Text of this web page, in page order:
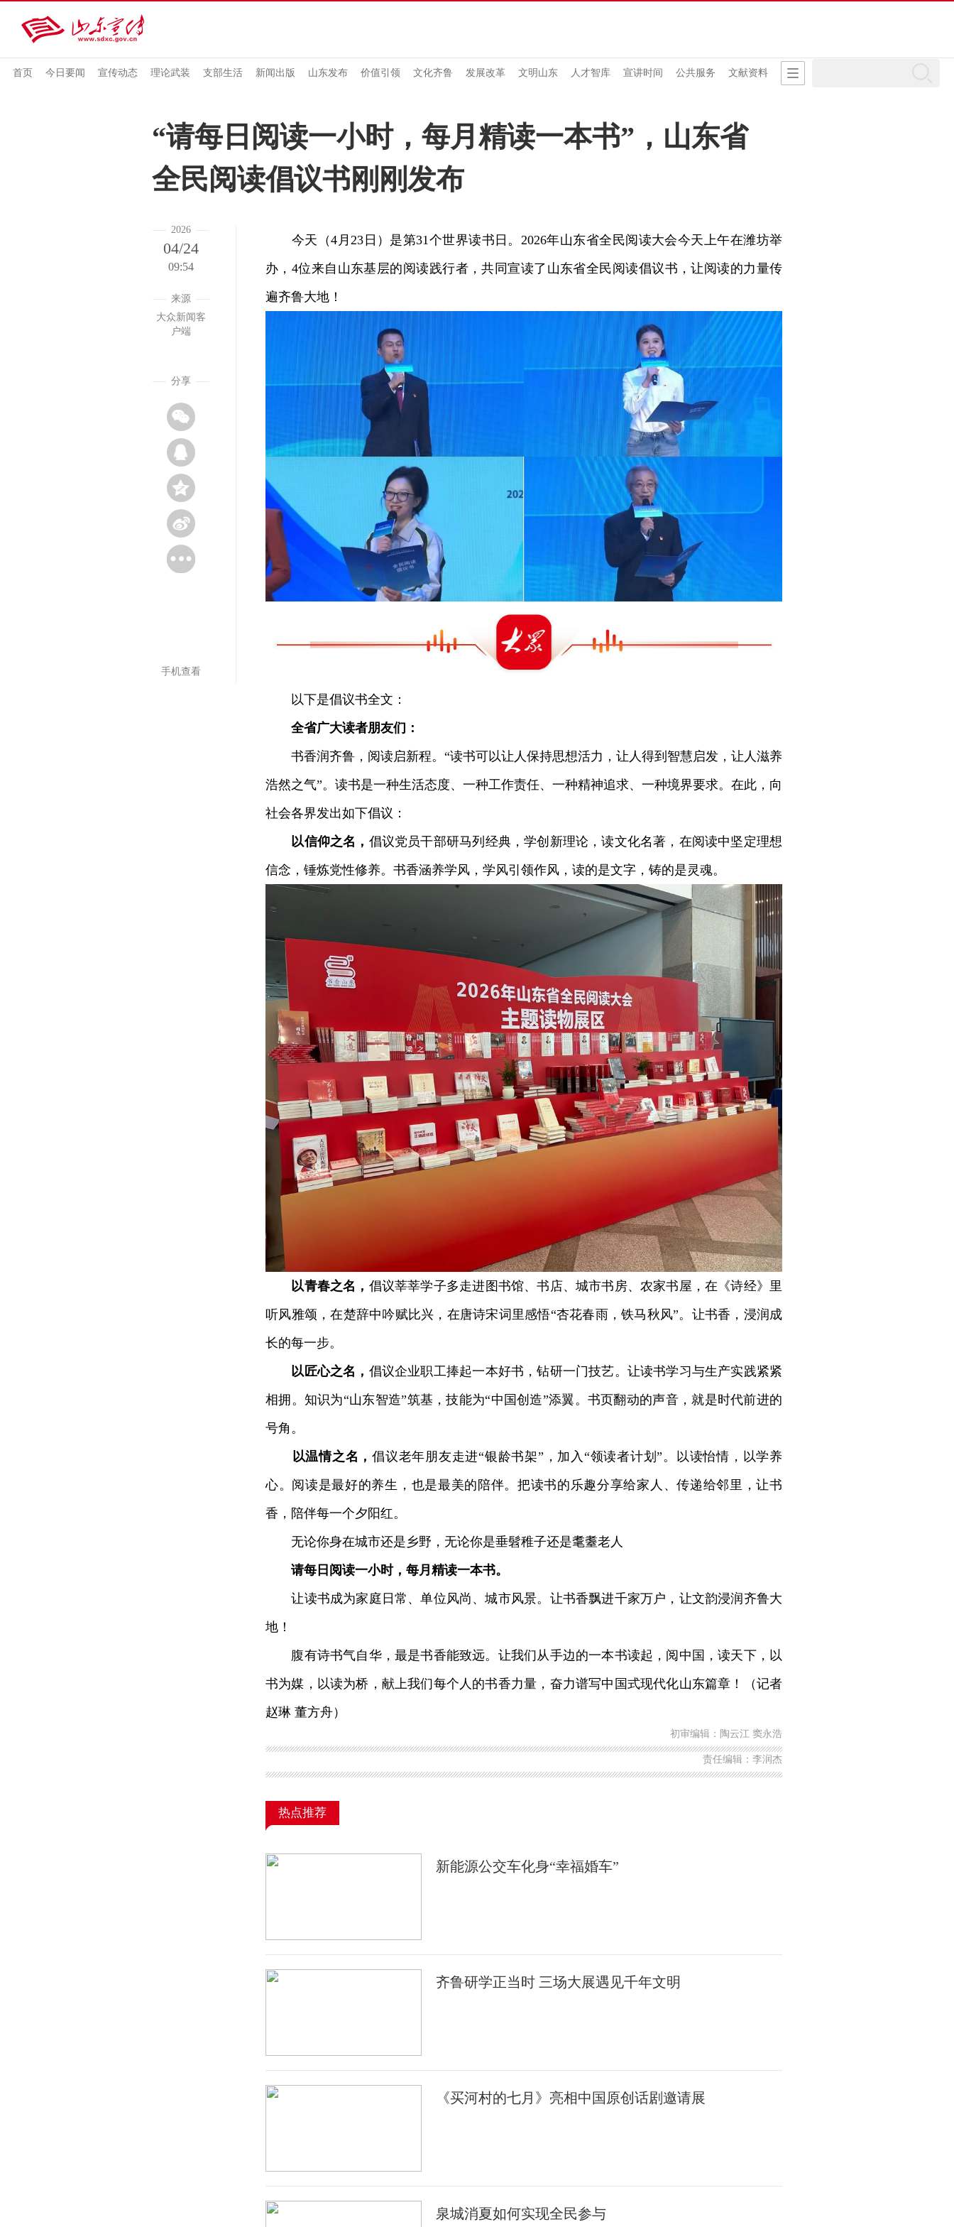
首页 今日要闻 宣传动态 理论武装 支部生活 新闻出版 山东发布 价值引领 文化齐鲁 发展改革 文明山东 人才智库 宣讲时间 公共服务 文献资料
“请每日阅读一小时，每月精读一本书”，山东省
全民阅读倡议书刚刚发布
2026
04/24
09:54
来源
大众新闻客
户端
分享
手机查看
今天（4月23日）是第31个世界读书日。2026年山东省全民阅读大会今天上午在潍坊举
办，4位来自山东基层的阅读践行者，共同宣读了山东省全民阅读倡议书，让阅读的力量传
遍齐鲁大地！
以下是倡议书全文：
全省广大读者朋友们：
书香润齐鲁，阅读启新程。“读书可以让人保持思想活力，让人得到智慧启发，让人滋养
浩然之气”。读书是一种生活态度、一种工作责任、一种精神追求、一种境界要求。在此，向
社会各界发出如下倡议：
以信仰之名， 倡议党员干部研马列经典，学创新理论，读文化名著，在阅读中坚定理想
信念，锤炼党性修养。书香涵养学风，学风引领作风，读的是文字，铸的是灵魂。
以青春之名， 倡议莘莘学子多走进图书馆、书店、城市书房、农家书屋，在《诗经》里
听风雅颂，在楚辞中吟赋比兴，在唐诗宋词里感悟“杏花春雨，铁马秋风”。让书香，浸润成
长的每一步。
以匠心之名， 倡议企业职工捧起一本好书，钻研一门技艺。让读书学习与生产实践紧紧
相拥。知识为“山东智造”筑基，技能为“中国创造”添翼。书页翻动的声音，就是时代前进的
号角。
以温情之名， 倡议老年朋友走进“银龄书架”，加入“领读者计划”。以读怡情，以学养
心。阅读是最好的养生，也是最美的陪伴。把读书的乐趣分享给家人、传递给邻里，让书
香，陪伴每一个夕阳红。
无论你身在城市还是乡野，无论你是垂髫稚子还是耄耋老人
请每日阅读一小时，每月精读一本书。
让读书成为家庭日常、单位风尚、城市风景。让书香飘进千家万户，让文韵浸润齐鲁大
地！
腹有诗书气自华，最是书香能致远。让我们从手边的一本书读起，阅中国，读天下，以
书为媒，以读为桥，献上我们每个人的书香力量，奋力谱写中国式现代化山东篇章！（记者
赵琳 董方舟）
初审编辑：陶云江 窦永浩
责任编辑：李润杰
热点推荐
新能源公交车化身“幸福婚车”
齐鲁研学正当时 三场大展遇见千年文明
《买河村的七月》亮相中国原创话剧邀请展
泉城消夏如何实现全民参与